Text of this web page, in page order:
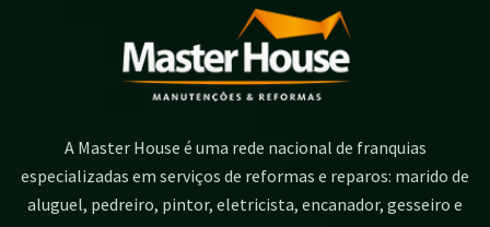
A Master House é uma rede nacional de franquias
especializadas em serviços de reformas e reparos: marido de
aluguel, pedreiro, pintor, eletricista, encanador, gesseiro e